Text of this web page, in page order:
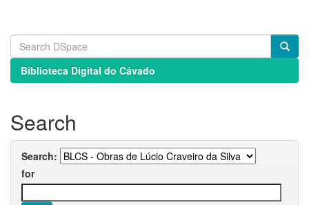
Biblioteca Digital do Cávado
Search
Search:
for